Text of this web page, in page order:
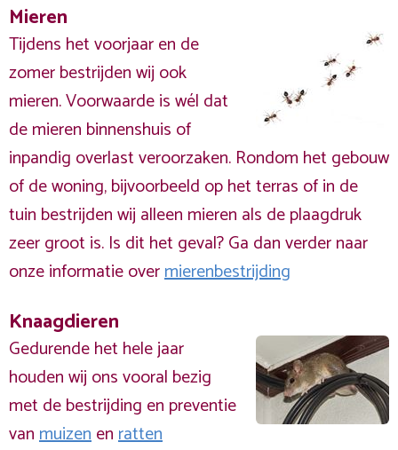
Mieren
Tijdens het voorjaar en de
zomer bestrijden wij ook
mieren. Voorwaarde is wél dat
de mieren binnenshuis of
inpandig overlast veroorzaken. Rondom het gebouw
of de woning, bijvoorbeeld op het terras of in de
tuin bestrijden wij alleen mieren als de plaagdruk
zeer groot is. Is dit het geval? Ga dan verder naar
onze informatie overmierenbestrijding
Knaagdieren
Gedurende het hele jaar
houden wij ons vooral bezig
met de bestrijding en preventie
vanmuizenenratten